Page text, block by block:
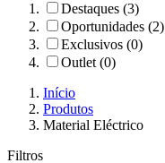
Destaques (3)
Oportunidades (2)
Exclusivos (0)
Outlet (0)
Início
Produtos
Material Eléctrico
Filtros